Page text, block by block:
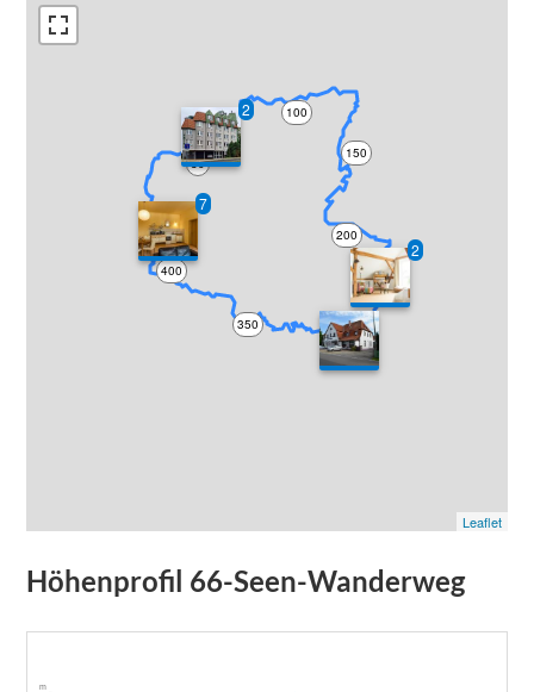
2
2
7
0
50
100
150
200
250
300
350
400
Leaflet
Höhenprofil 66-Seen-Wanderweg
m